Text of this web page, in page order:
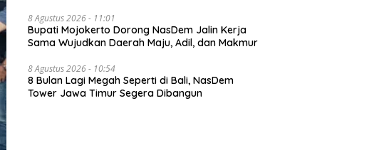
8 Agustus 2026 - 11:01
Bupati Mojokerto Dorong NasDem Jalin Kerja
Sama Wujudkan Daerah Maju, Adil, dan Makmur
8 Agustus 2026 - 10:54
8 Bulan Lagi Megah Seperti di Bali, NasDem
Tower Jawa Timur Segera Dibangun